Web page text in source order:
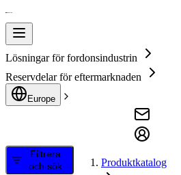
Lösningar för fordonsindustrin
Reservdelar för eftermarknaden
Europe
Filtrera
och sök
Produktkatalog